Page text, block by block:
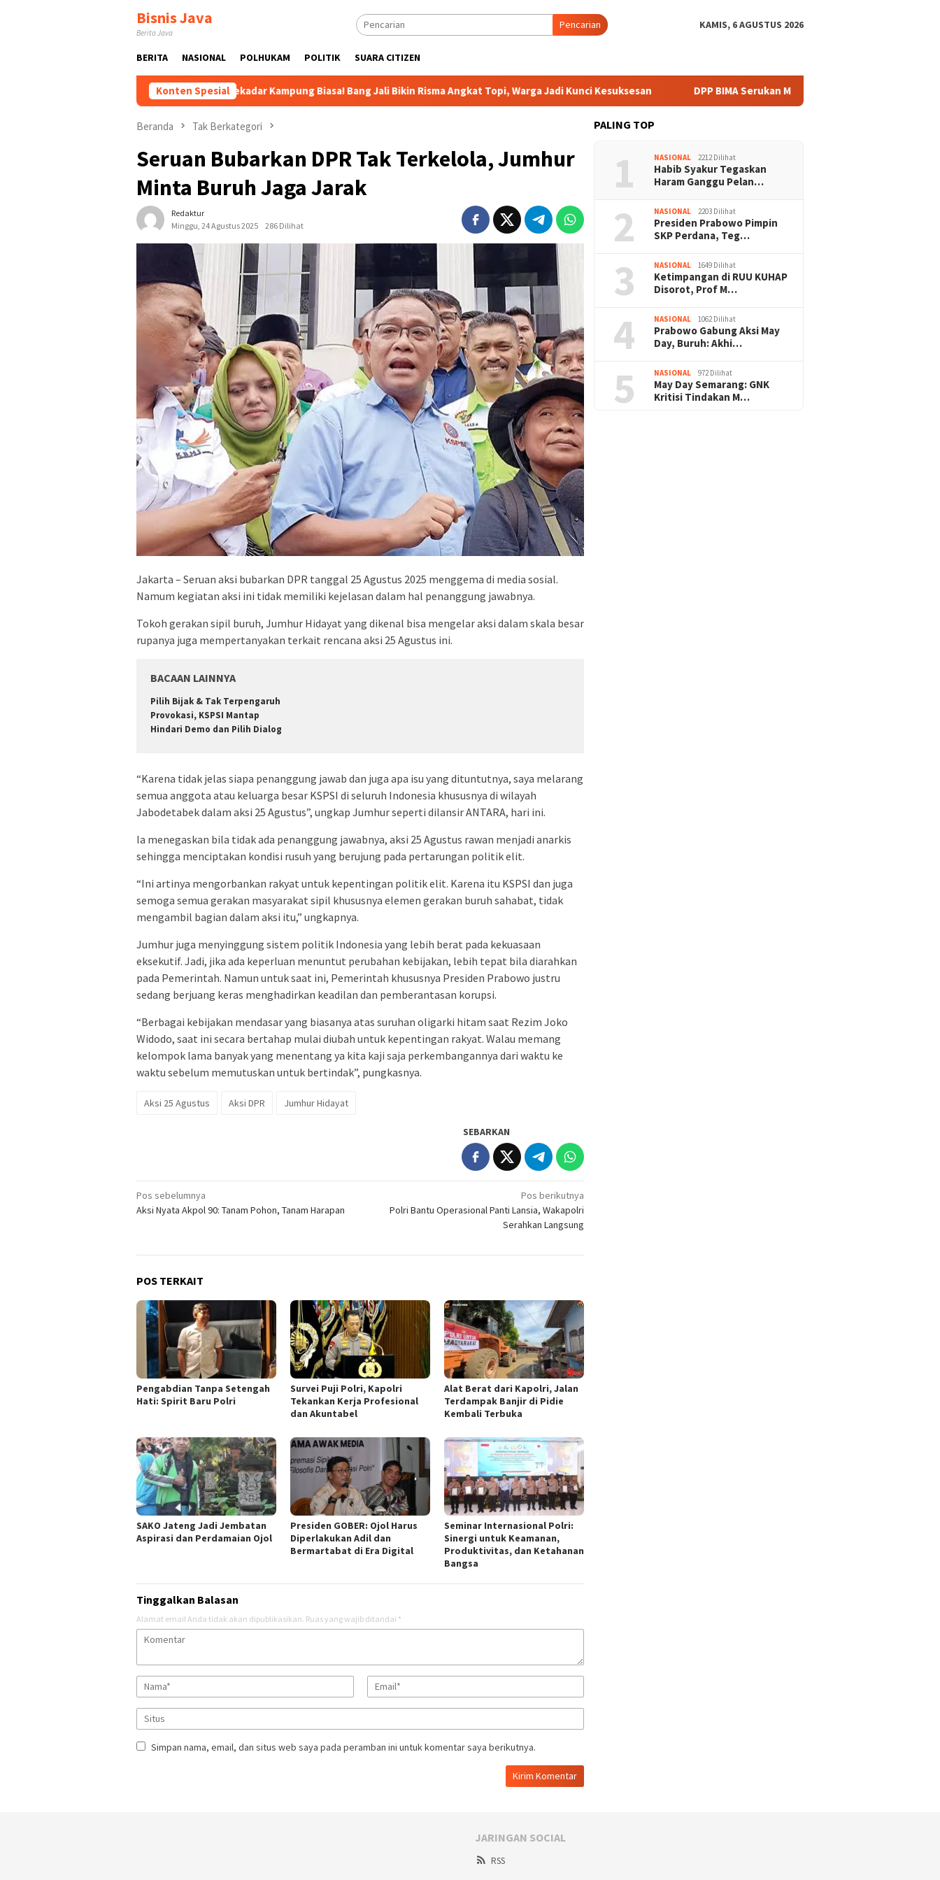
Bisnis Java
Berita Java
Pencarian KAMIS, 6 AGUSTUS 2026
BERITA NASIONAL POLHUKAM POLITIK SUARA CITIZEN
Konten Spesial
Tak Sekadar Kampung Biasa! Bang Jali Bikin Risma Angkat Topi, Warga Jadi Kunci Kesuksesan DPP BIMA Serukan Mitigasi Karhutla Harus Libatkan Komunitas
Beranda Tak Berkategori
Seruan Bubarkan DPR Tak Terkelola, Jumhur
Minta Buruh Jaga Jarak
Redaktur
Minggu, 24 Agustus 2025
286 Dilihat
Jakarta – Seruan aksi bubarkan DPR tanggal 25 Agustus 2025 menggema di media sosial.
Namum kegiatan aksi ini tidak memiliki kejelasan dalam hal penanggung jawabnya.
Tokoh gerakan sipil buruh, Jumhur Hidayat yang dikenal bisa mengelar aksi dalam skala besar
rupanya juga mempertanyakan terkait rencana aksi 25 Agustus ini.
BACAAN LAINNYA
Pilih Bijak & Tak Terpengaruh
Provokasi, KSPSI Mantap
Hindari Demo dan Pilih Dialog
“Karena tidak jelas siapa penanggung jawab dan juga apa isu yang dituntutnya, saya melarang
semua anggota atau keluarga besar KSPSI di seluruh Indonesia khususnya di wilayah
Jabodetabek dalam aksi 25 Agustus”, ungkap Jumhur seperti dilansir ANTARA, hari ini.
Ia menegaskan bila tidak ada penanggung jawabnya, aksi 25 Agustus rawan menjadi anarkis
sehingga menciptakan kondisi rusuh yang berujung pada pertarungan politik elit.
“Ini artinya mengorbankan rakyat untuk kepentingan politik elit. Karena itu KSPSI dan juga
semoga semua gerakan masyarakat sipil khususnya elemen gerakan buruh sahabat, tidak
mengambil bagian dalam aksi itu,” ungkapnya.
Jumhur juga menyinggung sistem politik Indonesia yang lebih berat pada kekuasaan
eksekutif. Jadi, jika ada keperluan menuntut perubahan kebijakan, lebih tepat bila diarahkan
pada Pemerintah. Namun untuk saat ini, Pemerintah khususnya Presiden Prabowo justru
sedang berjuang keras menghadirkan keadilan dan pemberantasan korupsi.
“Berbagai kebijakan mendasar yang biasanya atas suruhan oligarki hitam saat Rezim Joko
Widodo, saat ini secara bertahap mulai diubah untuk kepentingan rakyat. Walau memang
kelompok lama banyak yang menentang ya kita kaji saja perkembangannya dari waktu ke
waktu sebelum memutuskan untuk bertindak”, pungkasnya.
Aksi 25 Agustus Aksi DPR Jumhur Hidayat
SEBARKAN
Navigasi
pos
Pos sebelumnya
Aksi Nyata Akpol 90: Tanam Pohon, Tanam Harapan
Pos berikutnya
Polri Bantu Operasional Panti Lansia, Wakapolri
Serahkan Langsung
POS TERKAIT
Pengabdian Tanpa Setengah
Hati: Spirit Baru Polri
Survei Puji Polri, Kapolri
Tekankan Kerja Profesional
dan Akuntabel
Alat Berat dari Kapolri, Jalan
Terdampak Banjir di Pidie
Kembali Terbuka
SAKO Jateng Jadi Jembatan
Aspirasi dan Perdamaian Ojol
Presiden GOBER: Ojol Harus
Diperlakukan Adil dan
Bermartabat di Era Digital
Seminar Internasional Polri:
Sinergi untuk Keamanan,
Produktivitas, dan Ketahanan
Bangsa
Tinggalkan Balasan
Alamat email Anda tidak akan dipublikasikan. Ruas yang wajib ditandai *
Simpan nama, email, dan situs web saya pada peramban ini untuk komentar saya berikutnya.
PALING TOP
1 NASIONAL 2212 Dilihat
Habib Syakur Tegaskan
Haram Ganggu Pelan…
2 NASIONAL 2203 Dilihat
Presiden Prabowo Pimpin
SKP Perdana, Teg…
3 NASIONAL 1649 Dilihat
Ketimpangan di RUU KUHAP
Disorot, Prof M…
4 NASIONAL 1062 Dilihat
Prabowo Gabung Aksi May
Day, Buruh: Akhi…
5 NASIONAL 972 Dilihat
May Day Semarang: GNK
Kritisi Tindakan M…
JARINGAN SOCIAL
RSS